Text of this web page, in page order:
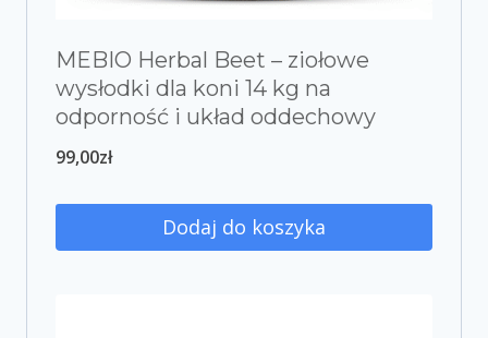
MEBIO Herbal Beet – ziołowe
wysłodki dla koni 14 kg na
odporność i układ oddechowy
99,00zł
Dodaj do koszyka